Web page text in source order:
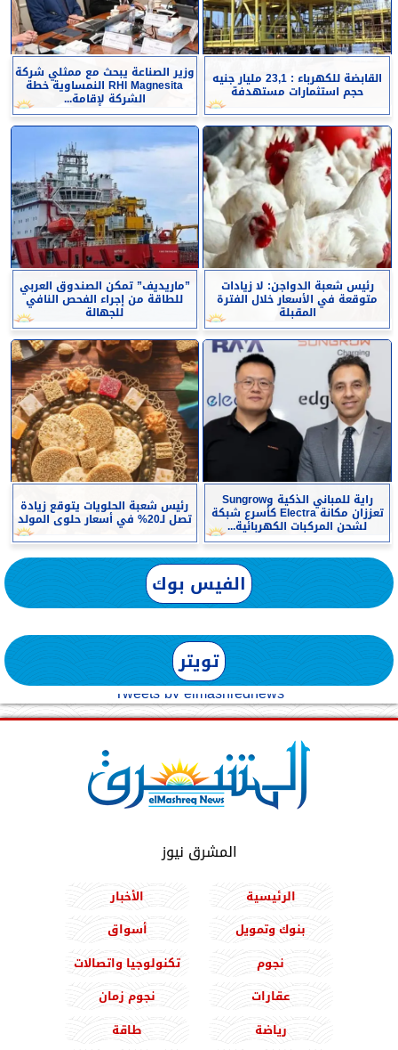
القابضة للكهرباء : 23,1 مليار جنيه
حجم استثمارات مستهدفة
وزير الصناعة يبحث مع ممثلي شركة
RHI Magnesita النمساوية خطة
الشركة لإقامة...
رئيس شعبة الدواجن: لا زيادات
متوقعة في الأسعار خلال الفترة
المقبلة
”ماريديف” تمكن الصندوق العربي
للطاقة من إجراء الفحص النافي
للجهالة
راية للمباني الذكية وSungrow
تعززان مكانة Electra كأسرع شبكة
لشحن المركبات الكهربائية...
رئيس شعبة الحلويات يتوقع زيادة
تصل لـ20% في أسعار حلوى المولد
الفيس بوك
تويتر
Tweets by elmashreqnews
المشرق نيوز
الرئيسية
الأخبار
بنوك وتمويل
أسواق
نجوم
تكنولوجيا واتصالات
عقارات
نجوم زمان
رياضة
طاقة